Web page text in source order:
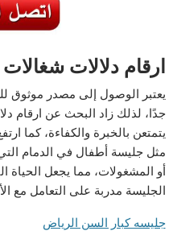
ارقام دلالات شغالات
يعتبر الوصول إلى مصدر موثوق
جدًا، لذلك زاد البحث عن ارقام
يتمتعن بالخبرة والكفاءة، كما
مثل جليسة أطفال في الدمام
أو المشغولات، مما يجعل الحياة
الجليسة مدربة على التعامل مع
جليسه كبار السن الرياض